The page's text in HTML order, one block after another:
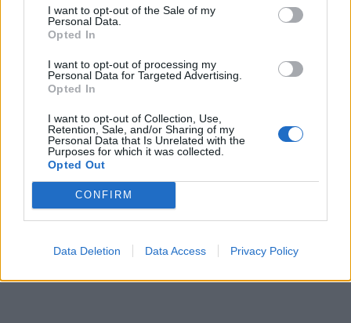
I want to opt-out of the Sale of my
Personal Data.
Opted In
I want to opt-out of processing my
Personal Data for Targeted Advertising.
Opted In
I want to opt-out of Collection, Use,
Retention, Sale, and/or Sharing of my
Personal Data that Is Unrelated with the
Purposes for which it was collected.
Opted Out
CONFIRM
Data Deletion Data Access Privacy Policy